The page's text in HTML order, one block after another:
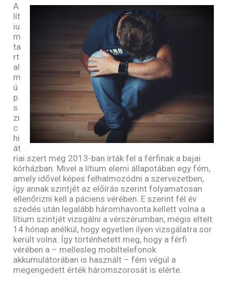
A
lít
iu
m
ta
rt
al
m
ú
p
s
zi
c
hi
át
riai szert még 2013-ban írták fel a férfinak a bajai
kórházban. Mivel a lítium elemi állapotában egy fém,
amely idővel képes felhalmozódni a szervezetben,
így annak szintjét az előírás szerint folyamatosan
ellenőrizni kell a páciens vérében. E szerint fél év
szedés után legalább háromhavonta kellett volna a
lítium szintjét vizsgálni a vérszérumban, mégis eltelt
14 hónap anélkül, hogy egyetlen ilyen vizsgálatra sor
került volna. Így történhetett meg, hogy a férfi
vérében a – mellesleg mobiltelefonok
akkumulátorában is használt – fém végül a
megengedett érték háromszorosát is elérte.